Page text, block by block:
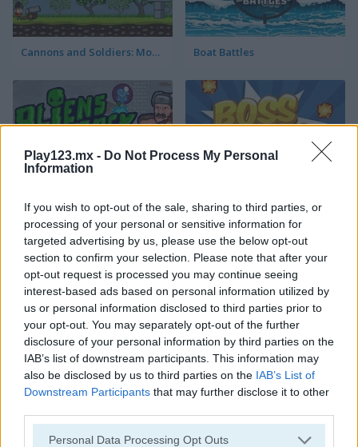
Play123.mx - Do Not Process My Personal
Information
If you wish to opt-out of the sale, sharing to third parties, or
processing of your personal or sensitive information for
targeted advertising by us, please use the below opt-out
section to confirm your selection. Please note that after your
opt-out request is processed you may continue seeing
interest-based ads based on personal information utilized by
us or personal information disclosed to third parties prior to
your opt-out. You may separately opt-out of the further
disclosure of your personal information by third parties on the
IAB’s list of downstream participants. This information may
also be disclosed by us to third parties on the IAB’s List of
Downstream Participants that may further disclose it to other
Personal Data Processing Opt Outs
Cannons and Soldiers: Mountain Offense Boat Battles
Aliens Attack Boss Level: Shootout
Categorías Relacionadas
juegos de aviones
juegos de alienígenas
juegos de tiro con arco
juegos de ejército